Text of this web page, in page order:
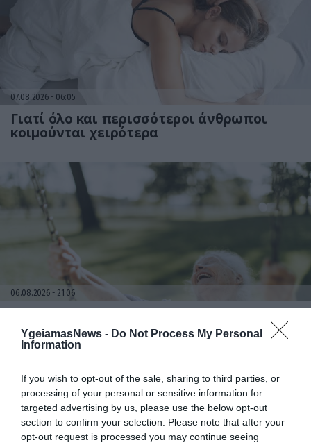
YgeiamasNews - Do Not Process My Personal
Information
If you wish to opt-out of the sale, sharing to third parties, or
processing of your personal or sensitive information for
targeted advertising by us, please use the below opt-out
section to confirm your selection. Please note that after your
opt-out request is processed you may continue seeing
07.08.2026 06:05
Γιατί όλο και περισσότεροι άνθρωποι
κοιμούνται χειρότερα
06.08.2026 21:06
επιστήμονες εξετάζουν τα θεωρητικά όρια
της ανθρώπινης ζωής